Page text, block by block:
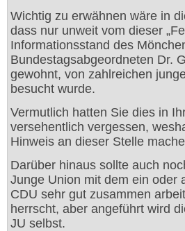
Wichtig zu erwähnen wäre in
dass nur unweit vom dieser
Informationsstand des
Bundestagsabgeordneten Dr.
gewohnt, von zahlreichen
besucht wurde.
Vermutlich hatten Sie dies in
versehentlich vergessen,
Hinweis an dieser Stelle
Darüber hinaus sollte auch
Junge Union mit dem ein oder
CDU sehr gut zusammen
herrscht, aber angeführt wird
JU selbst.